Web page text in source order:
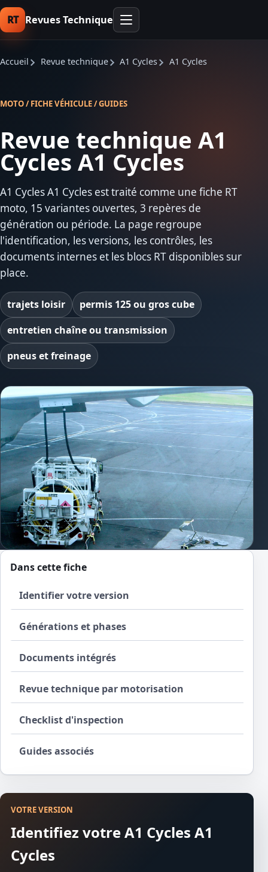
RT Revues Technique
Accueil Revue technique A1 Cycles A1 Cycles
MOTO / FICHE VÉHICULE / GUIDES
Revue technique A1
Cycles A1 Cycles
A1 Cycles A1 Cycles est traité comme une fiche RT
moto, 15 variantes ouvertes, 3 repères de
génération ou période. La page regroupe
l'identification, les versions, les contrôles, les
documents internes et les blocs RT disponibles sur
place.
trajets loisir
permis 125 ou gros cube
entretien chaîne ou transmission
pneus et freinage
Dans cette fiche
Identifier votre version
Générations et phases
Documents intégrés
Revue technique par motorisation
Checklist d'inspection
Guides associés
VOTRE VERSION
Identifiez votre A1 Cycles A1
Cycles